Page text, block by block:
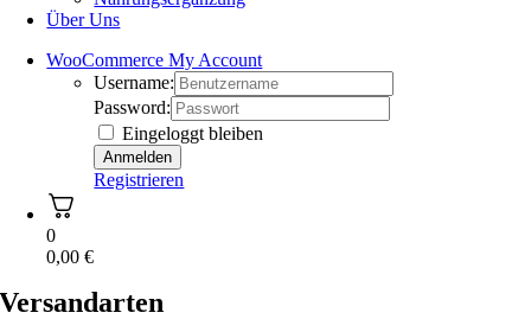
Über Uns
WooCommerce My Account
Username:
Password:
Eingeloggt bleiben
Registrieren
0
0,00€
Versandarten